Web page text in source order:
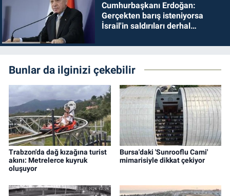
Cumhurbaşkanı Erdoğan:
Gerçekten barış isteniyorsa
İsrail'in saldırıları derhal
Bunlar da ilginizi çekebilir
Trabzon'da dağ kızağına turist
akını: Metrelerce kuyruk
oluşuyor
Bursa'daki 'Sunrooflu Cami'
mimarisiyle dikkat çekiyor